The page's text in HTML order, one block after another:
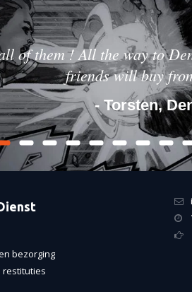
of them ! All the way to
friends will buy
- Torsten,
bezorging
restituties